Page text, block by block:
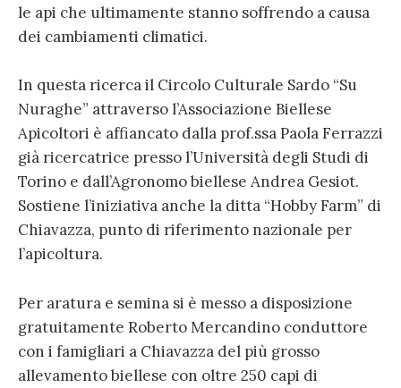
le api che ultimamente stanno soffrendo a causa
dei cambiamenti climatici.
In questa ricerca il Circolo Culturale Sardo “Su
Nuraghe” attraverso l’Associazione Biellese
Apicoltori è affiancato dalla prof.ssa Paola Ferrazzi
già ricercatrice presso l’Università degli Studi di
Torino e dall’Agronomo biellese Andrea Gesiot.
Sostiene l’iniziativa anche la ditta “Hobby Farm” di
Chiavazza, punto di riferimento nazionale per
l’apicoltura.
Per aratura e semina si è messo a disposizione
gratuitamente Roberto Mercandino conduttore
con i famigliari a Chiavazza del più grosso
allevamento biellese con oltre 250 capi di